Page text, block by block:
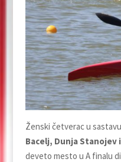
Ženski četverac u sastavu
Bacelj, Dunja Stanojev
deveto mesto u A finalu